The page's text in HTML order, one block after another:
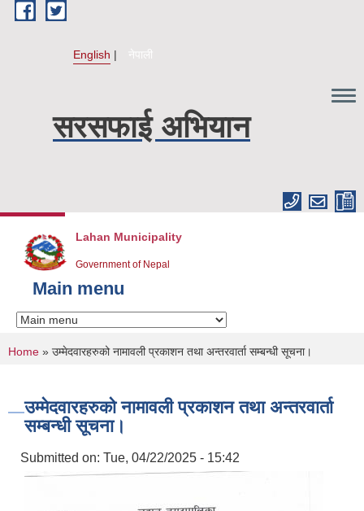
Skip to main content
English नेपाली
सरसफाई अभियान
Lahan Municipality
Government of Nepal
Main menu
You are here
Home » उम्मेदवारहरुको नामावली प्रकाशन तथा अन्तरवार्ता सम्बन्धी सूचना।
उम्मेदवारहरुको नामावली प्रकाशन तथा अन्तरवार्ता
सम्बन्धी सूचना।
Submitted on: Tue, 04/22/2025 - 15:42